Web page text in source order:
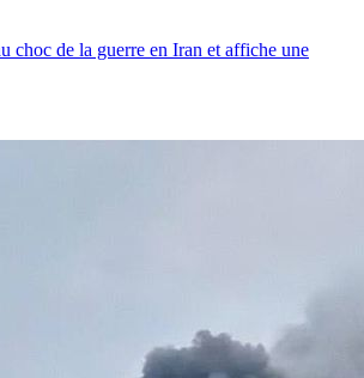
choc de la guerre en Iran et affiche une